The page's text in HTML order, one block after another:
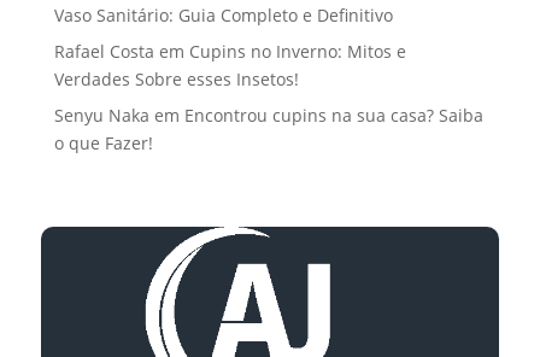
Vaso Sanitário: Guia Completo e Definitivo
Rafael Costa em Cupins no Inverno: Mitos e
Verdades Sobre esses Insetos!
Senyu Naka em Encontrou cupins na sua casa? Saiba
o que Fazer!